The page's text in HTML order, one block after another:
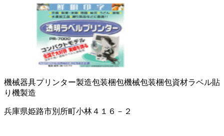
機械器具プリンター製造包装梱包機械包装梱包資材ラベル貼
り機製造
兵庫県姫路市別所町小林４１６－２